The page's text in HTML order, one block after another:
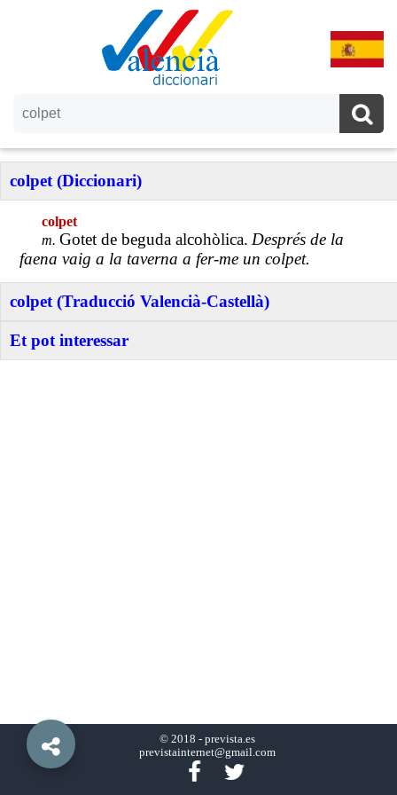
colpet (Diccionari)
colpet
m.Gotet de beguda alcohòlica. Després de la
faena vaig a la taverna a fer-me un colpet.
colpet (Traducció Valencià-Castellà)
Et pot interessar
© 2018 - prevista.es
previstainternet@gmail.com